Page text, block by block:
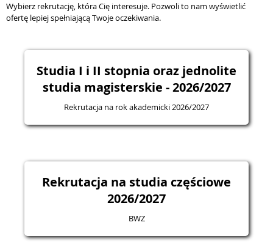
Wybierz rekrutację, która Cię interesuje. Pozwoli to nam wyświetlić
ofertę lepiej spełniającą Twoje oczekiwania.
Studia I i II stopnia oraz jednolite
studia magisterskie - 2026/2027
Rekrutacja na rok akademicki 2026/2027
Rekrutacja na studia częściowe
2026/2027
BWZ